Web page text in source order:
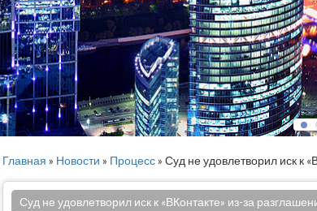
Главная » Новости » Процесс» Суд не удовлетворил иск к
Суд не удовлетворил иск к «ВКонтакте» из-за